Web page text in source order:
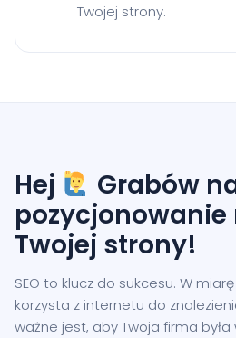
Twojej strony.
Hej
Grabów
Twojej strony!
SEO to klucz do sukcesu. W
korzysta z internetu do
ważne jest, aby Twoja firma